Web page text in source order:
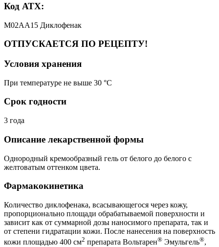
Код АТХ:
M02AA15 Диклофенак
ОТПУСКАЕТСЯ ПО РЕЦЕПТУ!
Условия хранения
При температуре не выше 30 °C
Срок годности
3 года
Описание лекарственной формы
Однородный кремообразный гель от белого до белого с
желтоватым оттенком цвета.
Фармакокинетика
Количество диклофенака, всасывающегося через кожу,
пропорционально площади обрабатываемой поверхности и
зависит как от суммарной дозы наносимого препарата, так и
от степени гидратации кожи. После нанесения на поверхность
кожи площадью 400 см2 препарата Вольтарен® Эмульгель®,